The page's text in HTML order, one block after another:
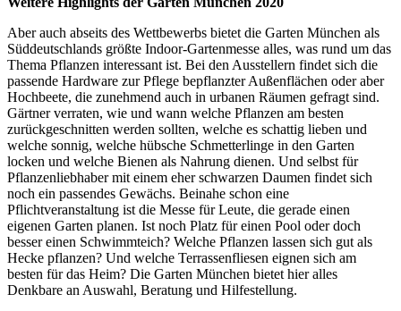
Aber auch abseits des Wettbewerbs bietet die Garten München als
Süddeutschlands größte Indoor-Gartenmesse alles, was rund um das
Thema Pflanzen interessant ist. Bei den Ausstellern findet sich die
passende Hardware zur Pflege bepflanzter Außenflächen oder aber
Hochbeete, die zunehmend auch in urbanen Räumen gefragt sind.
Gärtner verraten, wie und wann welche Pflanzen am besten
zurückgeschnitten werden sollten, welche es schattig lieben und
welche sonnig, welche hübsche Schmetterlinge in den Garten
locken und welche Bienen als Nahrung dienen. Und selbst für
Pflanzenliebhaber mit einem eher schwarzen Daumen findet sich
noch ein passendes Gewächs. Beinahe schon eine
Pflichtveranstaltung ist die Messe für Leute, die gerade einen
eigenen Garten planen. Ist noch Platz für einen Pool oder doch
besser einen Schwimmteich? Welche Pflanzen lassen sich gut als
Hecke pflanzen? Und welche Terrassenfliesen eignen sich am
besten für das Heim? Die Garten München bietet hier alles
Denkbare an Auswahl, Beratung und Hilfestellung.